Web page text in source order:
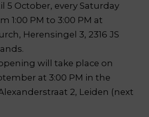
5 October, every Saturday
1:00 PM to 3:00 PM at
Herensingel 3, 2316 JS
will take place on
at 3:00 PM in the
2, Leiden (next